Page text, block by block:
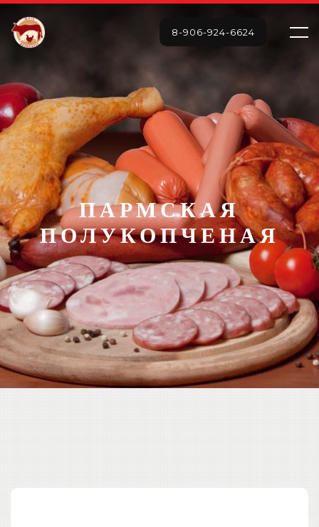
8-906-924-6624
ПАРМСКАЯ
ПОЛУКОПЧЕНАЯ